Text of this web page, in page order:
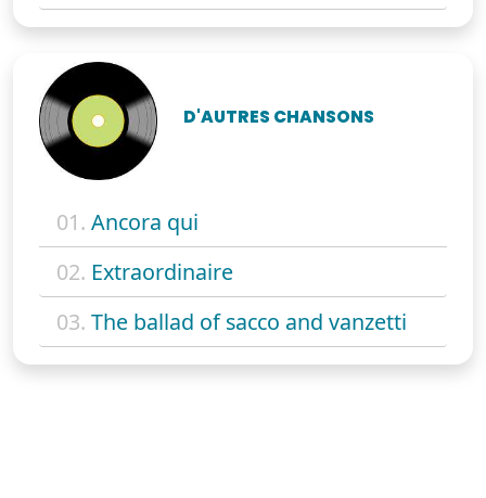
D'AUTRES CHANSONS
01. Ancora qui
02. Extraordinaire
03. The ballad of sacco and vanzetti